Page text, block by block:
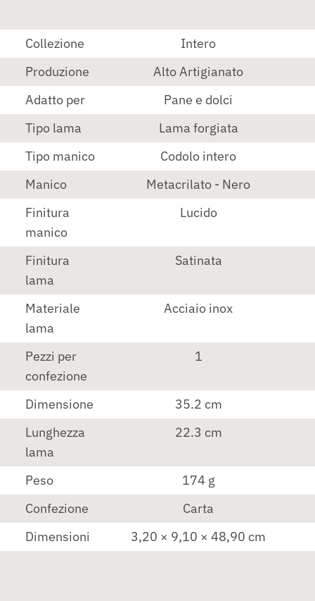
Collezione
Intero
Produzione
Alto Artigianato
Adatto per
Pane e dolci
Tipo lama
Lama forgiata
Tipo manico
Codolo intero
Manico
Metacrilato - Nero
Finitura
manico
Lucido
Finitura
lama
Satinata
Materiale
lama
Acciaio inox
Pezzi per
confezione
1
Dimensione
35.2 cm
Lunghezza
lama
22.3 cm
Peso
174 g
Confezione
Carta
Dimensioni
3,20 × 9,10 × 48,90 cm